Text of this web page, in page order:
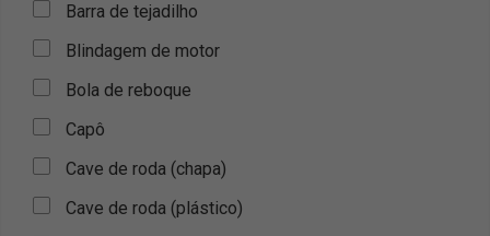
Barra de tejadilho
Blindagem de motor
Bola de reboque
Capô
Cave de roda (chapa)
Cave de roda (plástico)